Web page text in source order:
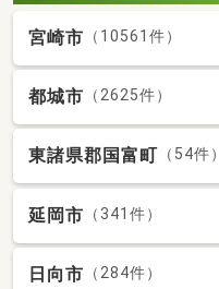
宮崎市 （10561件）
都城市 （2625件）
東諸県郡国富町 （54件）
延岡市 （341件）
日向市 （284件）